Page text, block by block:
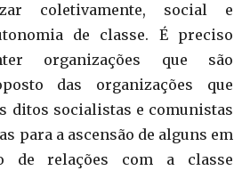
coletivamente, social e
de classe. É preciso
organizações que são
das organizações que
ditos socialistas e comunistas
para a ascensão de alguns em
de relações com a classe